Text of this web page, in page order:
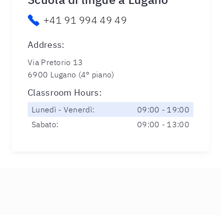
+41 91 994 49 49
Address:
Via Pretorio 13
6900 Lugano (4° piano)
Classroom Hours:
Lunedì - Venerdì:
09:00 - 19:00
Sabato:
09:00 - 13:00